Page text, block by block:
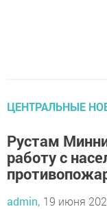
ЦЕНТРАЛЬНЫЕ
Рустам
работу с
admin, 19 июня